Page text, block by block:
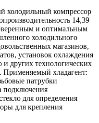
холодильный компрессор
14,39
и оптимальным
холодильного
магазинов,
установок охлаждения
других технологических
хладагент:
патрубки
подключения
для определения
для крепления